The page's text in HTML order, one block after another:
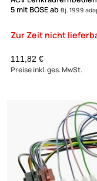
CAN-Bus + Quadlock
99,95 €
Preise inkl. ges. MwSt.